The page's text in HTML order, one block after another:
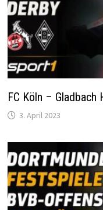
FC Köln –
3. April 2023